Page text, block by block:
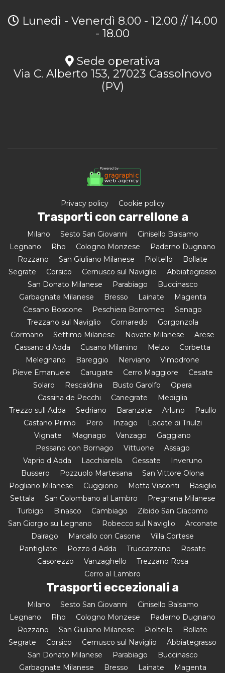
Lunedì - Venerdì 8.00 - 12.00 // 14.00
- 18.00
Sede operativa
Via C. Alberto 153, 27023 Cassolnovo
(PV)
Privacy policy Cookie policy
Trasporti con carrellone a
Milano Sesto San Giovanni
Cinisello Balsamo
Legnano
Rho Cologno Monzese
Paderno Dugnano
Rozzano
San Giuliano Milanese Pioltello
Bollate
Segrate
Corsico Cernusco sul Naviglio
Abbiategrasso
San Donato Milanese
Parabiago
Buccinasco
Garbagnate Milanese
Bresso Lainate
Magenta
Cesano Boscone
Peschiera Borromeo
Senago
Trezzano sul Naviglio
Cornaredo
Gorgonzola
Cormano
Settimo Milanese Novate Milanese
Arese
Cassano d Adda
Cusano Milanino Melzo
Corbetta
Melegnano
Bareggio Nerviano
Vimodrone
Pieve Emanuele
Carugate Cerro Maggiore
Cesate
Solaro
Rescaldina Busto Garolfo
Opera
Cassina de Pecchi
Canegrate
Mediglia
Trezzo sull Adda
Sedriano Baranzate Arluno
Paullo
Castano Primo
Pero Inzago
Locate di Triulzi
Vignate
Magnago Vanzago
Gaggiano
Pessano con Bornago
Vittuone
Assago
Vaprio d Adda
Lacchiarella Gessate
Inveruno
Bussero
Pozzuolo Martesana
San Vittore Olona
Pogliano Milanese
Cuggiono Motta Visconti
Basiglio
Settala
San Colombano al Lambro
Pregnana Milanese
Turbigo
Binasco Cambiago
Zibido San Giacomo
San Giorgio su Legnano
Robecco sul Naviglio
Arconate
Dairago
Marcallo con Casone
Villa Cortese
Pantigliate
Pozzo d Adda Truccazzano
Rosate
Casorezzo
Vanzaghello
Trezzano Rosa
Cerro al Lambro
Trasporti eccezionali a
Milano Sesto San Giovanni
Cinisello Balsamo
Legnano
Rho Cologno Monzese
Paderno Dugnano
Rozzano
San Giuliano Milanese Pioltello
Bollate
Segrate
Corsico Cernusco sul Naviglio
Abbiategrasso
San Donato Milanese
Parabiago
Buccinasco
Garbagnate Milanese
Bresso Lainate
Magenta